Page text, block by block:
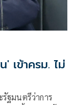
เข้า​ครม. ไม่
ฐมนตรีว่าการ